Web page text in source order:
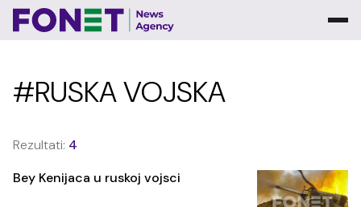
#RUSKA VOJSKA
Rezultati: 4
Bey Kenijaca u ruskoj vojsci